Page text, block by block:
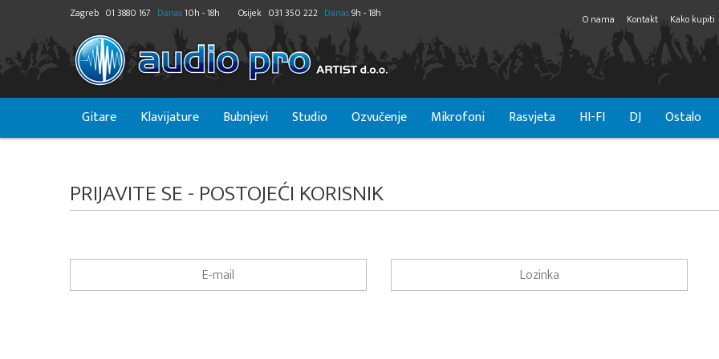
Zagreb 01 3880 167 Danas10h - 18h Osijek 031 350 222 Danas9h - 18h O nama Kontakt Kako kupiti
Gitare Klavijature Bubnjevi Studio Ozvučenje Mikrofoni Rasvjeta HI-FI DJ Ostalo
PRIJAVITE SE - POSTOJEĆI KORISNIK